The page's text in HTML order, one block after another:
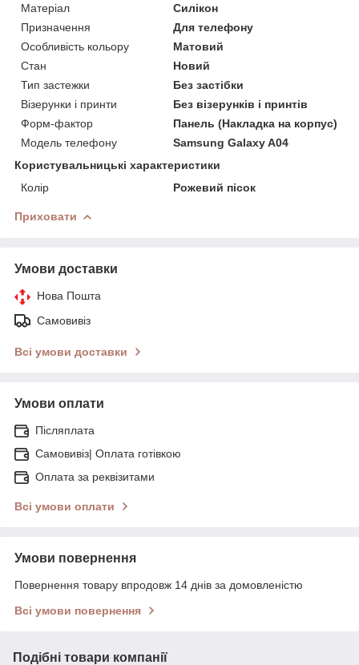
Матеріал
Силікон
Призначення
Для телефону
Особливість кольору
Матовий
Стан
Новий
Тип застежки
Без застібки
Візерунки і принти
Без візерунків і принтів
Форм-фактор
Панель (Накладка на корпус)
Модель телефону
Samsung Galaxy A04
Користувальницькі характеристики
Колір
Рожевий пісок
Приховати
Умови доставки
Нова Пошта
Самовивіз
Всі умови доставки
Умови оплати
Післяплата
Самовивіз| Оплата готівкою
Оплата за реквізитами
Всі умови оплати
Умови повернення
Повернення товару впродовж 14 днів за домовленістю
Всі умови повернення
Подібні товари компанії